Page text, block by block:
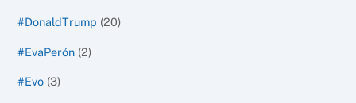
#DonaldTrump (20)
#EvaPerón (2)
#Evo (3)